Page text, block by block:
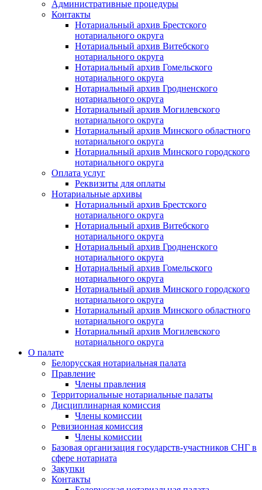
Административные процедуры
Контакты
Нотариальный архив Брестского
нотариального округа
Нотариальный архив Витебского
нотариального округа
Нотариальный архив Гомельского
нотариального округа
Нотариальный архив Гродненского
нотариального округа
Нотариальный архив Могилевского
нотариального округа
Нотариальный архив Минского областного
нотариального округа
Нотариальный архив Минского городского
нотариального округа
Оплата услуг
Реквизиты для оплаты
Нотариальные архивы
Нотариальный архив Брестского
нотариального округа
Нотариальный архив Витебского
нотариального округа
Нотариальный архив Гродненского
нотариального округа
Нотариальный архив Гомельского
нотариального округа
Нотариальный архив Минского городского
нотариального округа
Нотариальный архив Минского областного
нотариального округа
Нотариальный архив Могилевского
нотариального округа
О палате
Белорусская нотариальная палата
Правление
Члены правления
Территориальные нотариальные палаты
Дисциплинарная комиссия
Члены комиссии
Ревизионная комиссия
Члены комиссии
Базовая организация государств-участников СНГ в
сфере нотариата
Закупки
Контакты